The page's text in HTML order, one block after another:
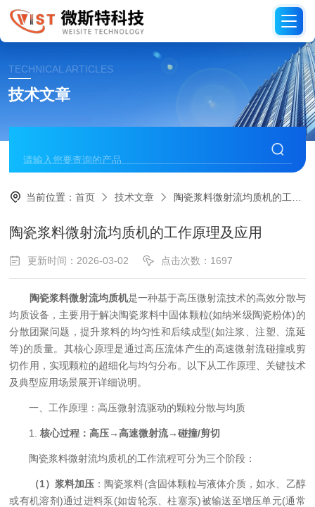
TECHNICAL ARTICLES
技术文章
当前位置：首页 技术文章 陶瓷浆料微射流均质机的工作原理及应用
陶瓷浆料微射流均质机的工作原理及应用
更新时间：2026-03-02 点击次数：1697
陶瓷浆料微射流均质机是一种基于高压微射流技术的高效分散与
均质设备，主要用于解决陶瓷浆料中固体颗粒(如纳米级陶瓷粉体)的
分散团聚问题，提升浆料的均匀性和后续成型(如注浆、注塑、流延
等)的质量。其核心原理是通过高压流体产生的高速微射流碰撞或剪
切作用，实现颗粒的超细化与均匀分布。以下从工作原理、关键技术
及典型应用场景展开详细说明。
一、工作原理：高压微射流驱动的颗粒分散与均质
1. ​​核心过程：高压→高速微射流→碰撞/剪切​
陶瓷浆料微射流均质机的工作流程可分为三个阶段：
​（1）浆料加压​ ​：陶瓷浆料(含固体颗粒与液体介质，如水、乙醇
或有机溶剂)通过进料泵(如齿轮泵、柱塞泵)被输送至增压单元(通常